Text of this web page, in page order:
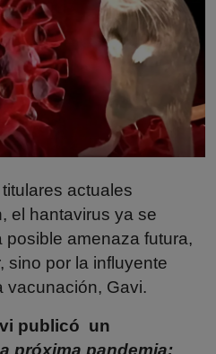
actuales
el hantavirus ya se
amenaza futura,
sino por la influyente
vacunación, Gavi.
publicó un